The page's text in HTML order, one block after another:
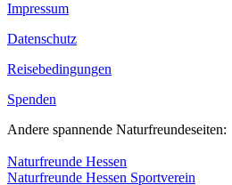
Impressum
Datenschutz
Reisebedingungen
Spenden
Andere spannende Naturfreundeseiten:
Naturfreunde Hessen
Naturfreunde Hessen Sportverein